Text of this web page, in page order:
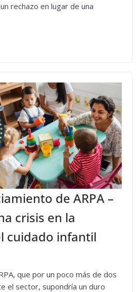
rechazo en lugar de una
de ARPA –
crisis en la
cuidado infantil
que por un poco más de dos
el sector, supondría un duro